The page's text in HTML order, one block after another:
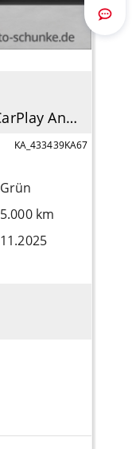
1.0 GDI Spirit Navi Apple CarPlay Android Auto Klimaautom DAB SHZ LenkradHZG
KA_433439KA67
Grün
5.000 km
11.2025